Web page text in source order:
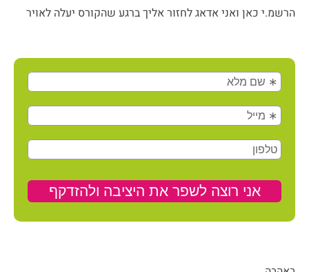
הרשמ.י כאן ואני אדאג לחזור אליך ברגע שהקורס יעלה לאויר